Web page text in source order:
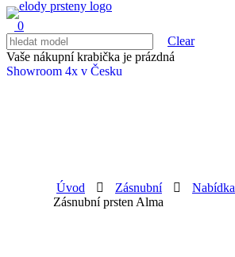
0
Clear
Vaše nákupní krabička je prázdná
Showroom 4x v Česku
Úvod Zásnubní
Nabídka
Zásnubní prsten Alma